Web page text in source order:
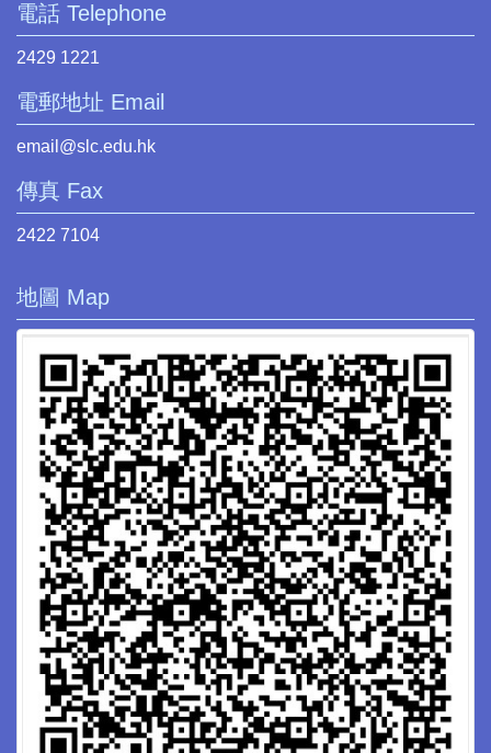
電話 Telephone
2429 1221
電郵地址 Email
email@slc.edu.hk
傳真 Fax
2422 7104
地圖 Map